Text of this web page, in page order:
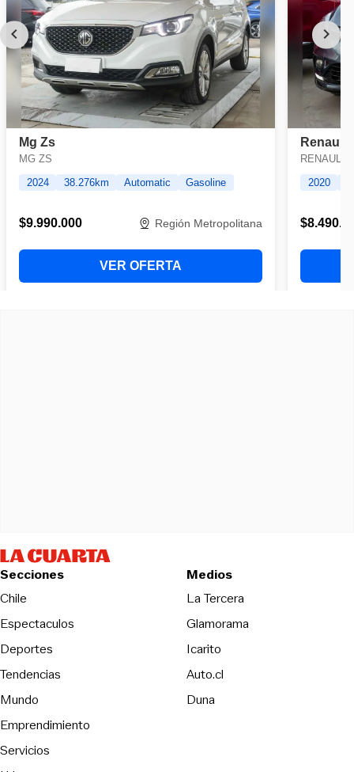
Secciones
Chile
Espectaculos
Deportes
Tendencias
Mundo
Emprendimiento
Servicios
Medios
La TerceraOpens in new
Glamorama
Icarito
Auto.cl
DunaOpens in new window